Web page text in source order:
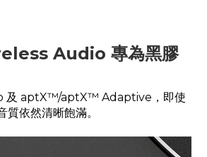
Audio 專為黑膠
及 aptX™/aptX™ Adaptive，即使
質依然清晰飽滿。